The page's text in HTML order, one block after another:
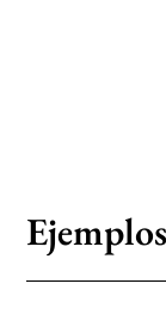
Ejemplos